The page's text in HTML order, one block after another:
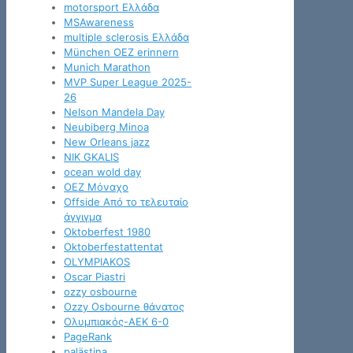
motorsport Ελλάδα
MSAwareness
multiple sclerosis Ελλάδα
München OEZ erinnern
Munich Marathon
MVP Super League 2025-
26
Nelson Mandela Day
Neubiberg Minoa
New Orleans jazz
NIK GKALIS
ocean wold day
OEZ Μόναχο
Offside Από το τελευταίο
άγγιγμα
Oktoberfest 1980
Oktoberfestattentat
OLYMPIAKOS
Oscar Piastri
ozzy osbourne
Ozzy Osbourne θάνατος
Oλυμπιακός-ΑΕΚ 6-0
PageRank